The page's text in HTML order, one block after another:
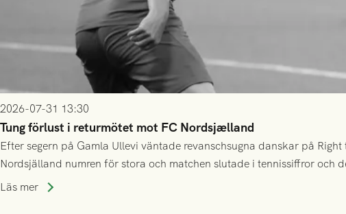
2026-07-31 13:30
Tung förlust i returmötet mot FC Nordsjælland
Efter segern på Gamla Ullevi väntade revanschsugna danskar på
Nordsjälland numren för stora och matchen slutade i tennissiffror och
Läs mer